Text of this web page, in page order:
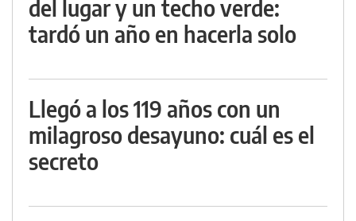
del lugar y un techo verde:
tardó un año en hacerla solo
Llegó a los 119 años con un
milagroso desayuno: cuál es el
secreto